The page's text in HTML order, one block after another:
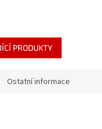
PRODUKTY
Ostatní informace